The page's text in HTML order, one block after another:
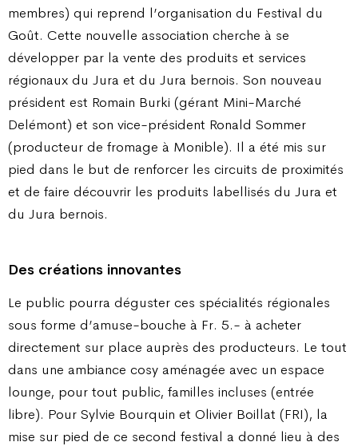
membres) qui reprend l’organisation du Festival du
Goût. Cette nouvelle association cherche à se
développer par la vente des produits et services
régionaux du Jura et du Jura bernois. Son nouveau
président est Romain Burki (gérant Mini-Marché
Delémont) et son vice-président Ronald Sommer
(producteur de fromage à Monible). Il a été mis sur
pied dans le but de renforcer les circuits de proximités
et de faire découvrir les produits labellisés du Jura et
du Jura bernois.
Des créations innovantes
Le public pourra déguster ces spécialités régionales
sous forme d’amuse-bouche à Fr. 5.- à acheter
directement sur place auprès des producteurs. Le tout
dans une ambiance cosy aménagée avec un espace
lounge, pour tout public, familles incluses (entrée
libre). Pour Sylvie Bourquin et Olivier Boillat (FRI), la
mise sur pied de ce second festival a donné lieu à des